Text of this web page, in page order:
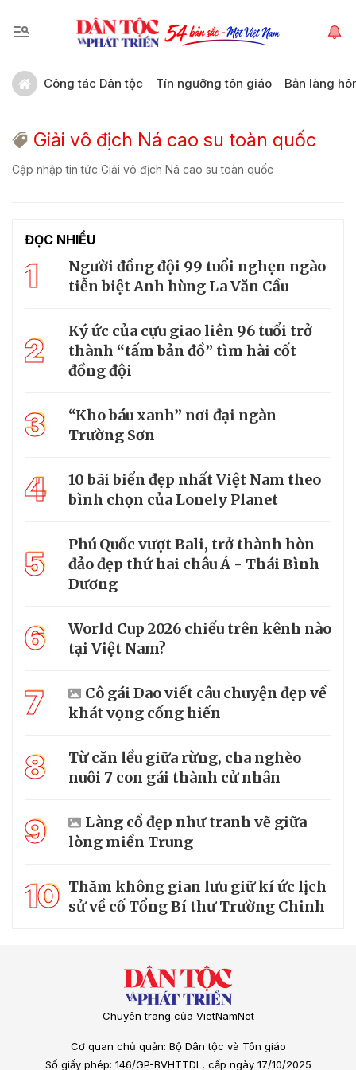
Công tác Dân tộc Tín ngưỡng tôn giáo Bản làng
Giải vô địch Ná cao su toàn quốc
Cập nhập tin tức Giải vô địch Ná cao su toàn quốc
ĐỌC NHIỀU
1
Người đồng đội 99 tuổi nghẹn ngào
tiễn biệt Anh hùng La Văn Cầu
2
Ký ức của cựu giao liên 96 tuổi trở
thành “tấm bản đồ” tìm hài cốt
đồng đội
3
“Kho báu xanh” nơi đại ngàn
Trường Sơn
4
10 bãi biển đẹp nhất Việt Nam theo
bình chọn của Lonely Planet
5
Phú Quốc vượt Bali, trở thành hòn
đảo đẹp thứ hai châu Á - Thái Bình
Dương
6
World Cup 2026 chiếu trên kênh nào
tại Việt Nam?
7
Cô gái Dao viết câu chuyện đẹp về
khát vọng cống hiến
8
Từ căn lều giữa rừng, cha nghèo
nuôi 7 con gái thành cử nhân
9
Làng cổ đẹp như tranh vẽ giữa
lòng miền Trung
10 Thăm không gian lưu giữ kí ức lịch
sử về cố Tổng Bí thư Trường Chinh
Chuyên trang của VietNamNet
Cơ quan chủ quản: Bộ Dân tộc và Tôn giáo
Số giấy phép: 146/GP-BVHTTDL, cấp ngày 17/10/2025